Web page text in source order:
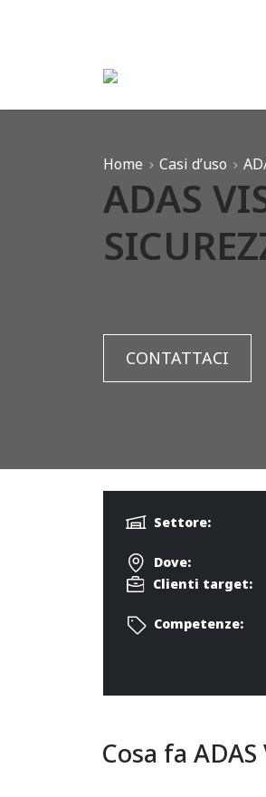
Home
Casi d’uso
ADAS
CONTATTACI
Settore:
Dove:
Clienti target:
Competenze:
Cosa fa